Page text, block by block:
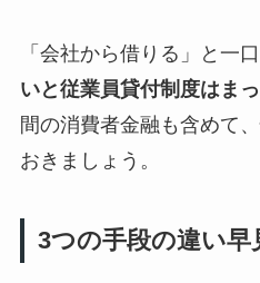
「会社から借りる」と一
いと従業員貸付制度はま
間の消費者金融も含めて
おきましょう。
3つの手段の違い早